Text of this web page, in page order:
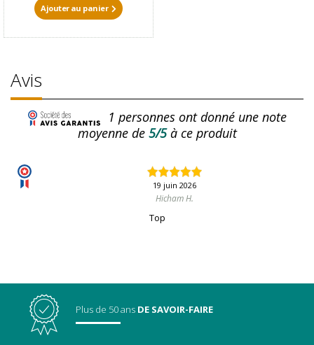
Ajouter au panier
Avis
1 personnes ont donné une note
moyenne de5/5à ce produit
19 juin 2026
Hicham H.
Top
Plus de 50 ans DE SAVOIR-FAIRE